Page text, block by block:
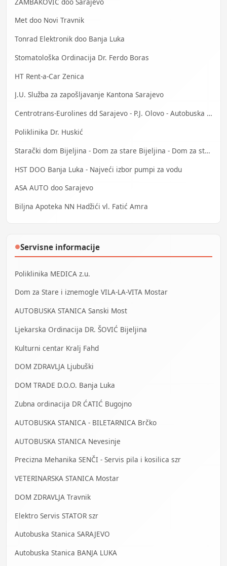
Met doo Novi Travnik
Tonrad Elektronik doo Banja Luka
Stomatološka Ordinacija Dr. Ferdo Boras
HT Rent-a-Car Zenica
J.U. Služba za zapošljavanje Kantona Sarajevo
Centrotrans-Eurolines dd Sarajevo - P.J. Olovo - Autobuska stanica
Poliklinika Dr. Huskić
Starački dom Bijeljina - Dom za stare Bijeljina - Dom za stara lica Bijeljina
HST DOO Banja Luka - Najveći izbor pumpi za vodu
ASA AUTO doo Sarajevo
Biljna Apoteka NN Hadžići vl. Fatić Amra
●Servisne informacije
Poliklinika MEDICA z.u.
Dom za Stare i iznemogle VILA-LA-VITA Mostar
AUTOBUSKA STANICA Sanski Most
Ljekarska Ordinacija DR. ŠOVIĆ Bijeljina
Kulturni centar Kralj Fahd
DOM ZDRAVLJA Ljubuški
DOM TRADE D.O.O. Banja Luka
Zubna ordinacija DR ĆATIĆ Bugojno
AUTOBUSKA STANICA - BILETARNICA Brčko
AUTOBUSKA STANICA Nevesinje
Precizna Mehanika SENČI - Servis pila i kosilica szr
VETERINARSKA STANICA Mostar
DOM ZDRAVLJA Travnik
Elektro Servis STATOR szr
Autobuska Stanica SARAJEVO
Autobuska Stanica BANJA LUKA